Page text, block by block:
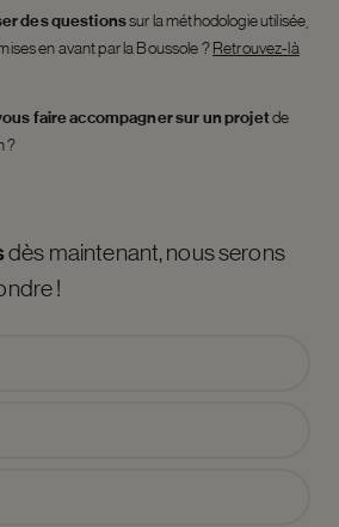
des questionssur la méthodologie utilisée,
en avant par la Boussole ?Retrouvez-là
faire accompagner sur un projetde
?
dès maintenant, nous serons
!